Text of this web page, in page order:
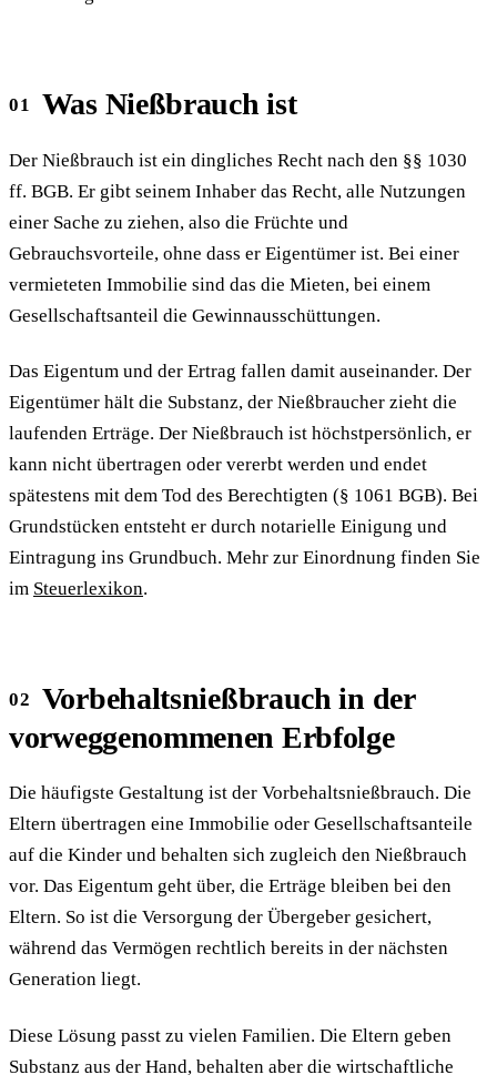
Was Nießbrauch ist
Der Nießbrauch ist ein dingliches Recht nach den §§ 1030
ff. BGB. Er gibt seinem Inhaber das Recht, alle Nutzungen
einer Sache zu ziehen, also die Früchte und
Gebrauchsvorteile, ohne dass er Eigentümer ist. Bei einer
vermieteten Immobilie sind das die Mieten, bei einem
Gesellschaftsanteil die Gewinnausschüttungen.
Das Eigentum und der Ertrag fallen damit auseinander. Der
Eigentümer hält die Substanz, der Nießbraucher zieht die
laufenden Erträge. Der Nießbrauch ist höchstpersönlich, er
kann nicht übertragen oder vererbt werden und endet
spätestens mit dem Tod des Berechtigten (§ 1061 BGB). Bei
Grundstücken entsteht er durch notarielle Einigung und
Eintragung ins Grundbuch. Mehr zur Einordnung finden Sie
im Steuerlexikon.
Vorbehaltsnießbrauch in der
vorweggenommenen Erbfolge
Die häufigste Gestaltung ist der Vorbehaltsnießbrauch. Die
Eltern übertragen eine Immobilie oder Gesellschaftsanteile
auf die Kinder und behalten sich zugleich den Nießbrauch
vor. Das Eigentum geht über, die Erträge bleiben bei den
Eltern. So ist die Versorgung der Übergeber gesichert,
während das Vermögen rechtlich bereits in der nächsten
Generation liegt.
Diese Lösung passt zu vielen Familien. Die Eltern geben
Substanz aus der Hand, behalten aber die wirtschaftliche